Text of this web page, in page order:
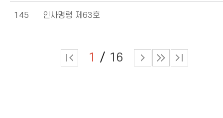
145 인사명령 제63호
1 16